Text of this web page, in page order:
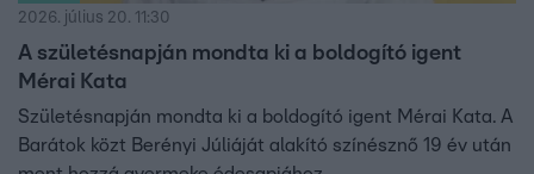
2026. július 20. 11:30
A születésnapján mondta ki a boldogító igent
Mérai Kata
Születésnapján mondta ki a boldogító igent Mérai Kata. A
Barátok közt Berényi Júliáját alakító színésznő 19 év után